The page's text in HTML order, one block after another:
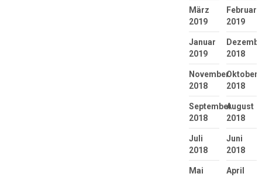
März
2019
Februar
2019
Januar
2019
2018
November
2018
Oktober
2018
September
2018
August
2018
Juli
2018
Juni
2018
Mai
April